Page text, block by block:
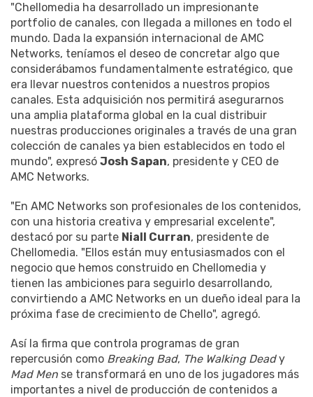
"Chellomedia ha desarrollado un impresionante
portfolio de canales, con llegada a millones en todo el
mundo. Dada la expansión internacional de AMC
Networks, teníamos el deseo de concretar algo que
considerábamos fundamentalmente estratégico, que
era llevar nuestros contenidos a nuestros propios
canales. Esta adquisición nos permitirá asegurarnos
una amplia plataforma global en la cual distribuir
nuestras producciones originales a través de una gran
colección de canales ya bien establecidos en todo el
mundo", expresó Josh Sapan, presidente y CEO de
AMC Networks.
"En AMC Networks son profesionales de los contenidos,
con una historia creativa y empresarial excelente",
destacó por su parte Niall Curran, presidente de
Chellomedia. "Ellos están muy entusiasmados con el
negocio que hemos construido en Chellomedia y
tienen las ambiciones para seguirlo desarrollando,
convirtiendo a AMC Networks en un dueño ideal para la
próxima fase de crecimiento de Chello", agregó.
Así la firma que controla programas de gran
repercusión como Breaking Bad, The Walking Deady
Mad Men se transformará en uno de los jugadores más
importantes a nivel de producción de contenidos a